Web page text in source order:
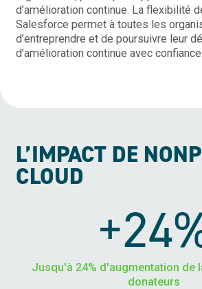
d’amélioration continue. La flexibilité
Salesforce permet à toutes les
d’entreprendre et de poursuivre leur
d’amélioration continue avec confiance.
L’IMPACT DE
CLOUD
Jusqu'à 24% d'augmentation de
donateurs